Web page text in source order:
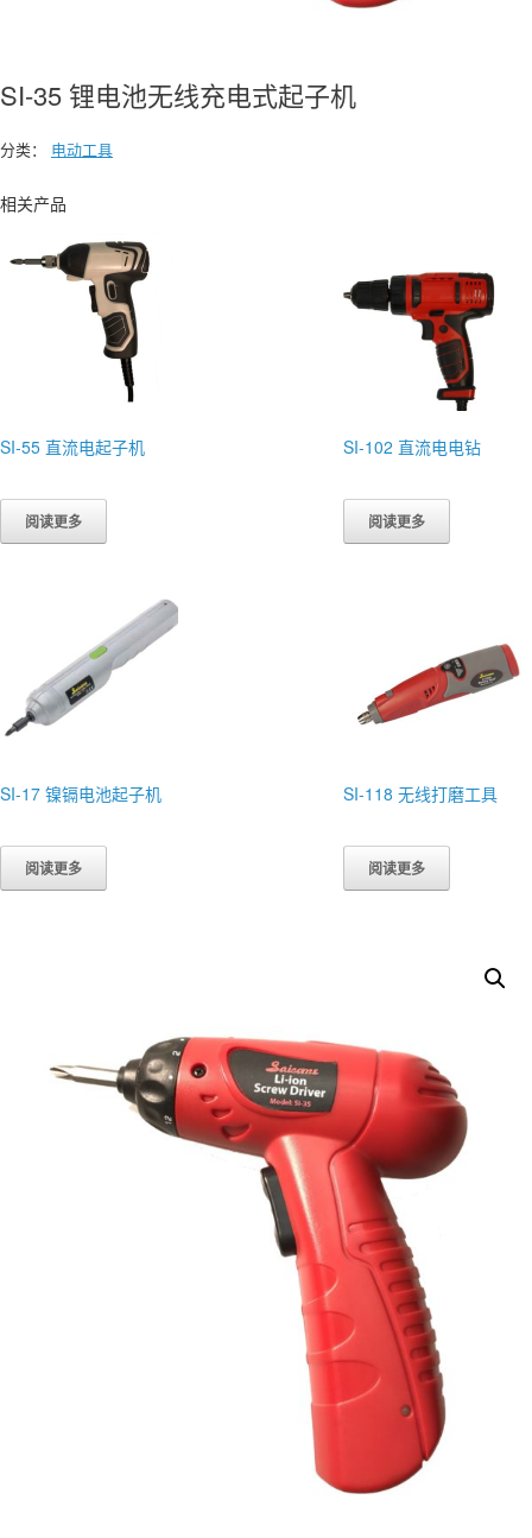
SI-35 锂电池无线充电式起子机
分类： 电动工具
相关产品
SI-55 直流电起子机
阅读更多
SI-102 直流电电钻
阅读更多
SI-17 镍镉电池起子机
阅读更多
SI-118 无线打磨工具
阅读更多